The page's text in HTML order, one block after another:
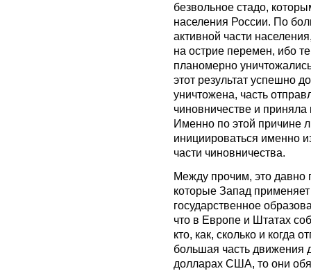
безвольное стадо,
населения России. По
активной части
на острие перемен, ибо
планомерно
этот результат успешно
уничтожена, часть
чиновничестве и
Именно по этой причине
инициироваться именно
части чиновничества.
Между прочим, это давно
которые Запад
государственное
что в Европе и Штатах
кто, как, сколько и когда
большая часть движения
долларах США, то они